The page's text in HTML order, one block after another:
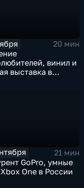
20 мин
винил и
выставка в
21 мин
GoPro, умные
One в России